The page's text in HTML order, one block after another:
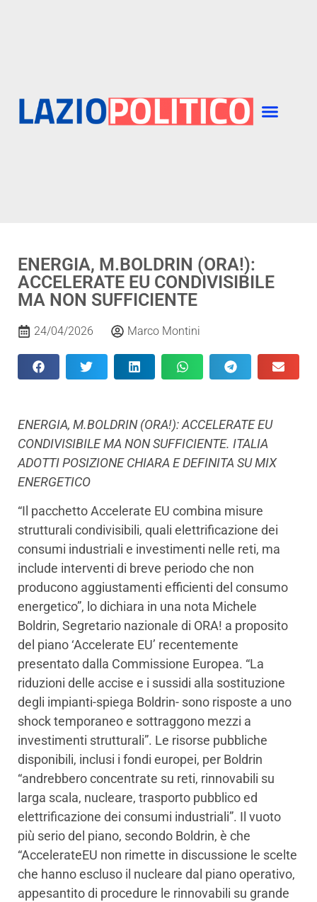
ENERGIA, M.BOLDRIN (ORA!):
ACCELERATE EU CONDIVISIBILE
MA NON SUFFICIENTE
24/04/2026 Marco Montini
ENERGIA, M.BOLDRIN (ORA!): ACCELERATE EU
CONDIVISIBILE MA NON SUFFICIENTE. ITALIA
ADOTTI POSIZIONE CHIARA E DEFINITA SU MIX
ENERGETICO
“Il pacchetto Accelerate EU combina misure
strutturali condivisibili, quali elettrificazione dei
consumi industriali e investimenti nelle reti, ma
include interventi di breve periodo che non
producono aggiustamenti efficienti del consumo
energetico”, lo dichiara in una nota Michele
Boldrin, Segretario nazionale di ORA! a proposito
del piano ‘Accelerate EU’ recentemente
presentato dalla Commissione Europea. “La
riduzioni delle accise e i sussidi alla sostituzione
degli impianti-spiega Boldrin- sono risposte a uno
shock temporaneo e sottraggono mezzi a
investimenti strutturali”. Le risorse pubbliche
disponibili, inclusi i fondi europei, per Boldrin
“andrebbero concentrate su reti, rinnovabili su
larga scala, nucleare, trasporto pubblico ed
elettrificazione dei consumi industriali”. Il vuoto
più serio del piano, secondo Boldrin, è che
“AccelerateEU non rimette in discussione le scelte
che hanno escluso il nucleare dal piano operativo,
appesantito di procedure le rinnovabili su grande